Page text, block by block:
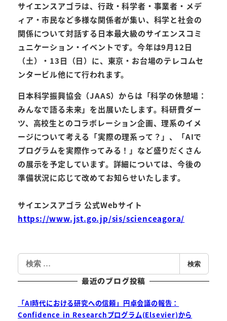
サイエンスアゴラは、行政・科学者・事業者・メデ
ィア・市民など多様な関係者が集い、科学と社会の
関係について対話する日本最大級のサイエンスコミ
ュニケーション・イベントです。今年は9月12日
（土）・13日（日）に、東京・お台場のテレコムセ
ンタービル他にて行われます。
日本科学振興協会（JAAS）からは「科学の休憩場：
みんなで語る未来」を出展いたします。科研費ダー
ツ、高校生とのコラボレーション企画、理系のイメ
ージについて考える「実際の理系って？」、「AIで
プログラムを実際作ってみる！」など盛りだくさん
の展示を予定しています。詳細については、今後の
準備状況に応じて改めてお知らせいたします。
サイエンスアゴラ 公式Webサイト
https://www.jst.go.jp/sis/scienceagora/
索
検索
最近のブログ投稿
「AI時代における研究への信頼」円卓会議の報告：
Confidence in Researchプログラム(Elsevier)から